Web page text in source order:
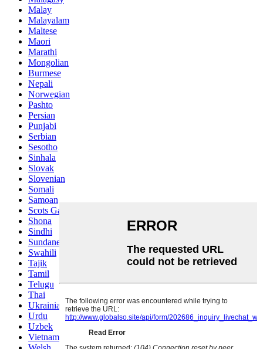
Malay
Malayalam
Maltese
Maori
Marathi
Mongolian
Burmese
Nepali
Norwegian
Pashto
Persian
Punjabi
Serbian
Sesotho
Sinhala
Slovak
Slovenian
Somali
Samoan
Scots Gaelic
Shona
Sindhi
Sundanese
Swahili
Tajik
Tamil
Telugu
Thai
Ukrainian
Urdu
Uzbek
Vietnamese